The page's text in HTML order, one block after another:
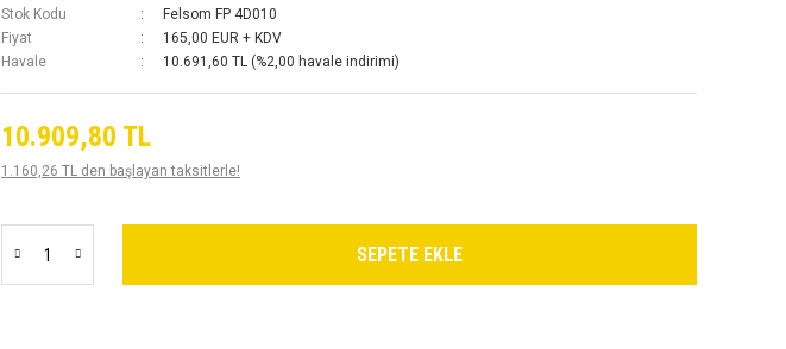
Stok Kodu
Felsom FP 4D010
Fiyat
165,00 EUR + KDV
Havale
10.691,60 TL (%2,00 havale indirimi)
10.909,80 TL
1.160,26 TL den başlayan taksitlerle!
SEPETE EKLE